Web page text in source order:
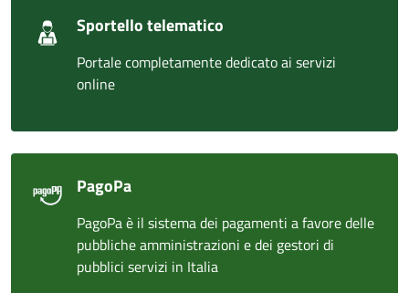
Sportello telematico
Portale completamente dedicato ai servizi
online
PagoPa
PagoPa è il sistema dei pagamenti a favore delle
pubbliche amministrazioni e dei gestori di
pubblici servizi in Italia